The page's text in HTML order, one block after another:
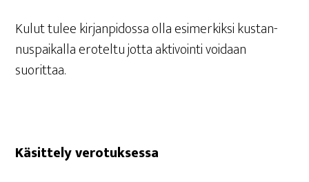
Kulut tulee kir­jan­pi­dos­sa olla esi­mer­kik­si kus­tan­
nus­pai­kal­la ero­tel­tu jot­ta akti­voin­ti voi­daan
suorittaa.
Käsit­te­ly verotuksessa